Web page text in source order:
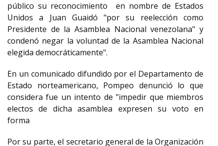
público su reconocimiento en nombre de Estados
Unidos a Juan Guaidó "por su reelección como
Presidente de la Asamblea Nacional venezolana" y
condenó negar la voluntad de la Asamblea Nacional
elegida democráticamente".
En un comunicado difundido por el Departamento de
Estado norteamericano, Pompeo denunció lo que
considera fue un intento de "impedir que miembros
electos de dicha asamblea expresen su voto en
forma
Por su parte, el secretario general de la Organización